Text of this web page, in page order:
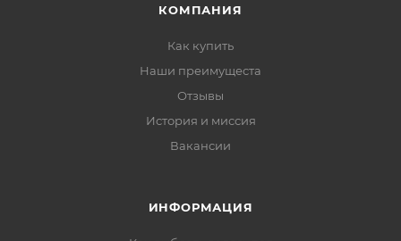
КОМПАНИЯ
Как купить
Наши преимущеста
Отзывы
История и миссия
Вакансии
ИНФОРМАЦИЯ